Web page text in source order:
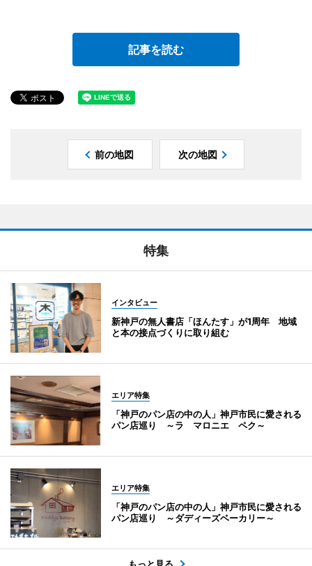
記事を読む
前の地図 次の地図
特集
インタビュー
新神戸の無人書店「ほんたす」が1周年 地域
と本の接点づくりに取り組む
エリア特集
「神戸のパン店の中の人」神戸市民に愛される
パン店巡り ～ラ マロニエ ペク～
エリア特集
「神戸のパン店の中の人」神戸市民に愛される
パン店巡り ～ダディーズベーカリー～